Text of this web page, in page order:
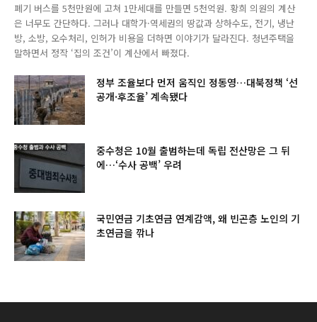
폐기 버스를 5천만원에 고쳐 1만세대를 만들면 5천억원. 황희 의원의 계산
은 너무도 간단하다. 그러나 대학가·역세권의 땅값과 상하수도, 전기, 냉난
방, 소방, 오수처리, 인허가 비용을 더하면 이야기가 달라진다. 청년주택을
말하면서 정작 ‘집의 조건’이 계산에서 빠졌다.
정부 조율보다 먼저 움직인 정동영…대북정책 ‘선
공개·후조율’ 계속됐다
중수청은 10월 출범하는데 독립 전산망은 그 뒤
에…‘수사 공백’ 우려
국민연금 기초연금 연계감액, 왜 빈곤층 노인의 기
초연금을 깎나